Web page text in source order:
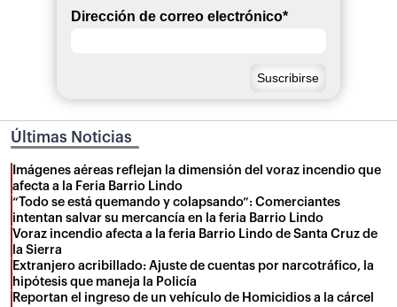
Dirección de correo electrónico*
Últimas Noticias
Imágenes aéreas reflejan la dimensión del voraz incendio que
afecta a la Feria Barrio Lindo
“Todo se está quemando y colapsando”: Comerciantes
intentan salvar su mercancía en la feria Barrio Lindo
Voraz incendio afecta a la feria Barrio Lindo de Santa Cruz de
la Sierra
Extranjero acribillado: Ajuste de cuentas por narcotráfico, la
hipótesis que maneja la Policía
Reportan el ingreso de un vehículo de Homicidios a la cárcel